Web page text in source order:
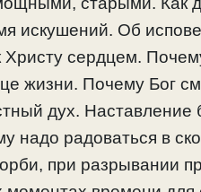
искушений. Об
Христу сердцем.
жизни. Почему Бог
дух. Наставление
надо радоваться в
при разрывании